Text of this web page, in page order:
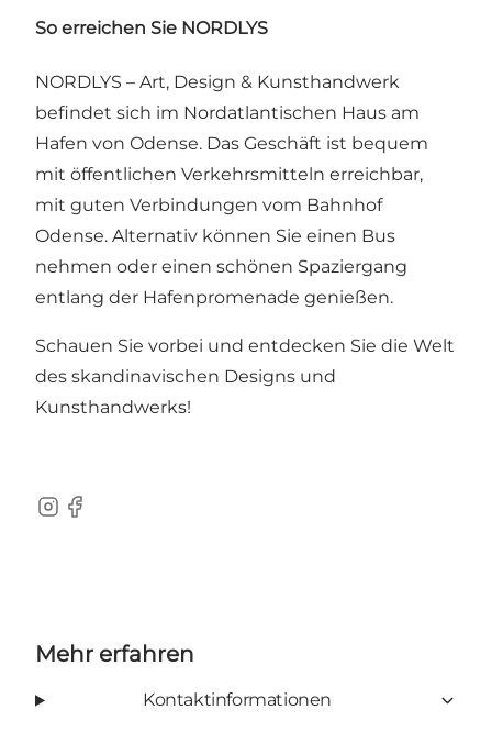
So erreichen Sie NORDLYS
NORDLYS – Art, Design & Kunsthandwerk
befindet sich im Nordatlantischen Haus am
Hafen von Odense. Das Geschäft ist bequem
mit öffentlichen Verkehrsmitteln erreichbar,
mit guten Verbindungen vom Bahnhof
Odense. Alternativ können Sie einen Bus
nehmen oder einen schönen Spaziergang
entlang der Hafenpromenade genießen.
Schauen Sie vorbei und entdecken Sie die Welt
des skandinavischen Designs und
Kunsthandwerks!
Instagram
Facebook
Mehr erfahren
Kontaktinformationen